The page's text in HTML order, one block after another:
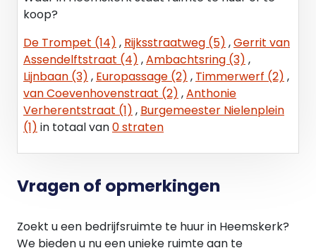
koop?
De Trompet (14) , Rijksstraatweg (5) ,Gerrit van
Assendelftstraat (4) ,Ambachtsring (3) ,
Lijnbaan (3) , Europassage (2) , Timmerwerf (2) ,
van Coevenhovenstraat (2) ,Anthonie
Verherentstraat (1) , Burgemeester Nielenplein
(1) in totaal van0 straten
Vragen of opmerkingen
Zoekt u een bedrijfsruimte te huur in Heemskerk?
We bieden u nu een unieke ruimte aan te